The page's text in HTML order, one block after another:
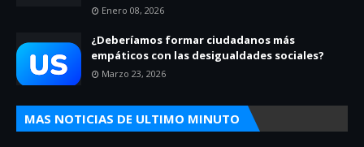
Enero 08, 2026
¿Deberíamos formar ciudadanos más
empáticos con las desigualdades sociales?
Marzo 23, 2026
MAS NOTICIAS DE ULTIMO MINUTO